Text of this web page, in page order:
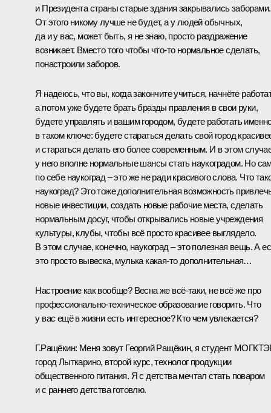
и Президента страны старые здания закрывались заборами.
От этого никому лучше не будет, а у людей обычных,
да и у вас, может быть, я не знаю, просто раздражение
возникает. Вместо того чтобы что‑то нормальное сделать,
понастроили заборов.
Я надеюсь, что вы, когда закончите учиться, начнёте
а потом уже будете брать бразды правления в свои руки,
будете управлять и вашим городом, будете работать
в таком ключе: будете стараться делать свой город
и стараться делать его более современным. И в этом
у него вполне нормальные шансы стать наукоградом. Но
по себе наукоград – это же не ради красивого слова. Что
наукоград? Это тоже дополнительная возможность
новые инвестиции, создать новые рабочие места, сделать
нормальным досуг, чтобы открывались новые учреждения
культуры, клубы, чтобы всё просто красивее выглядело.
В этом случае, конечно, наукоград – это полезная вещь. А
это просто вывеска, мулька какая‑то дополнительная…
Настроение как вообще? Весна же всё‑таки, не всё же про
профессионально-техническое образование говорить. Что
у вас ещё в жизни есть интересное? Кто чем увлекается?
Г.Ращёкин: Меня зовут Георгий Ращёкин, я студент
город Лыткарино, второй курс, технолог продукции
общественного питания. Я с детства мечтал стать поваром
и с раннего детства готовлю.